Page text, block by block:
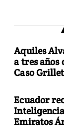
Aquiles
a tres años
Caso
Ecuador
Emiratos